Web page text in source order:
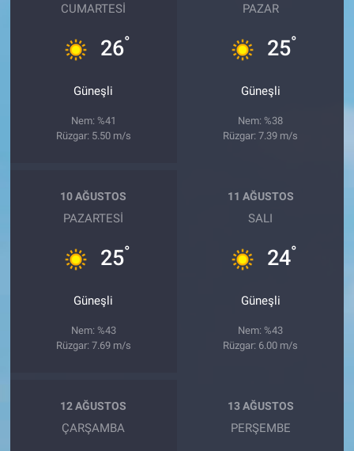
CUMARTESI
26°
Güneşli
Nem: %41
Rüzgar: 5.50 m/s
PAZAR
25°
Güneşli
Nem: %38
Rüzgar: 7.39 m/s
10 AĞUSTOS
PAZARTESI
25°
Güneşli
Nem: %43
Rüzgar: 7.69 m/s
11 AĞUSTOS
SALI
24°
Güneşli
Nem: %43
Rüzgar: 6.00 m/s
12 AĞUSTOS
ÇARŞAMBA
13 AĞUSTOS
PERŞEMBE